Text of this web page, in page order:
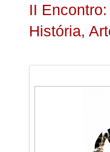
II
História,